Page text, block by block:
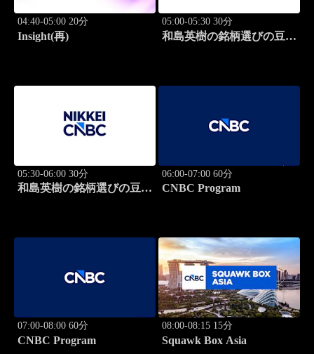
04:40-05:00 20分
Insight(再)
05:00-05:30 30分
和島英樹の銘柄選びの豆知
05:30-06:00 30分
和島英樹の銘柄選びの豆知
06:00-07:00 60分
CNBC Program
07:00-08:00 60分
CNBC Program
08:00-08:15 15分
Squawk Box Asia